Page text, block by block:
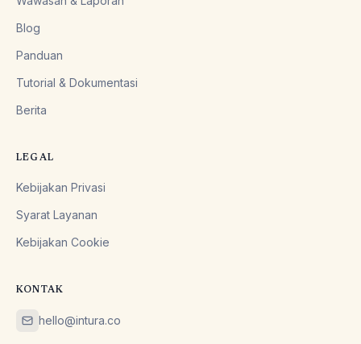
Blog
Panduan
Tutorial & Dokumentasi
Berita
LEGAL
Kebijakan Privasi
Syarat Layanan
Kebijakan Cookie
KONTAK
hello@intura.co